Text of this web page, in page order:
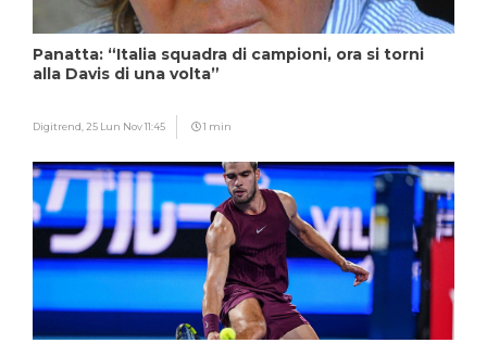
Panatta: “Italia squadra di campioni, ora si torni
alla Davis di una volta”
Digitrend, 25 Lun Nov 11:45 1 min